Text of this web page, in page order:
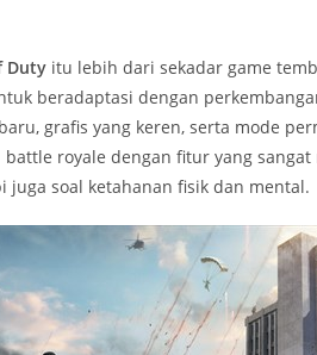
Duty itu lebih dari sekadar game
beradaptasi dengan
grafis yang keren, serta mode
royale dengan fitur yang sangat
soal ketahanan fisik dan mental.